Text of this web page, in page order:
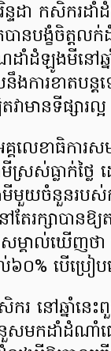
ដា កសិករដាំដំ
ានបង្ខំចិត្តល
ដំឡូងមីនៅឆ្នាំ
ការខាតបន្ត
វាមានទីផ្សា
េខាធិការស
ស្រស់ធ្លាក់ថ្ល
ងមីមួយចំនួនរ
ែរក្សាបានឱ្
ាល់ឃើញថា ប
០% បើប្រៀប
រ នៅឆ្នាំនេ
សមកដាំដំណាំ